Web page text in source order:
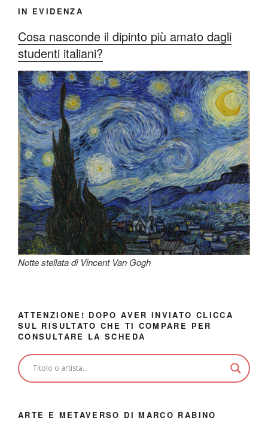
IN EVIDENZA
Cosa nasconde il dipinto più amato dagli
studenti italiani?
Notte stellata di Vincent Van Gogh
ATTENZIONE! DOPO AVER INVIATO CLICCA
SUL RISULTATO CHE TI COMPARE PER
CONSULTARE LA SCHEDA
ARTE E METAVERSO DI MARCO RABINO